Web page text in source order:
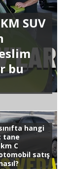
SUV
bu
hangi
tane
C
satış